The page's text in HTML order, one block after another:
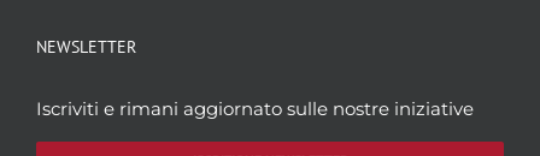
NEWSLETTER
Iscriviti e rimani aggiornato sulle nostre iniziative